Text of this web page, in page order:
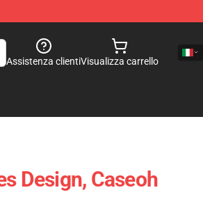
Assistenza clientiVisualizza carrello
Design, Caseoh